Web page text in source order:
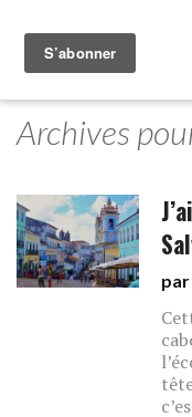
Archives
par